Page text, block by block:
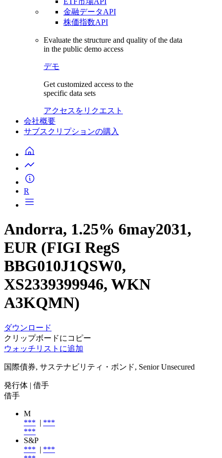
金融データAPI
株価指数API
Evaluate the structure and quality of the data
in the public demo access
デモ
Get customized access to the
specific data sets
アクセスをリクエスト
会社概要
サブスクリプションの購入
R
Andorra, 1.25% 6may2031,
EUR (FIGI RegS
BBG010J1QSW0,
XS2339399946, WKN
A3KQMN)
ダウンロード
クリップボードにコピー
ウォッチリストに追加
国際債券, サステナビリティ・ボンド, Senior Unsecured
発行体 | 借手
借手
M
*** | ***
***
S&P
*** | ***